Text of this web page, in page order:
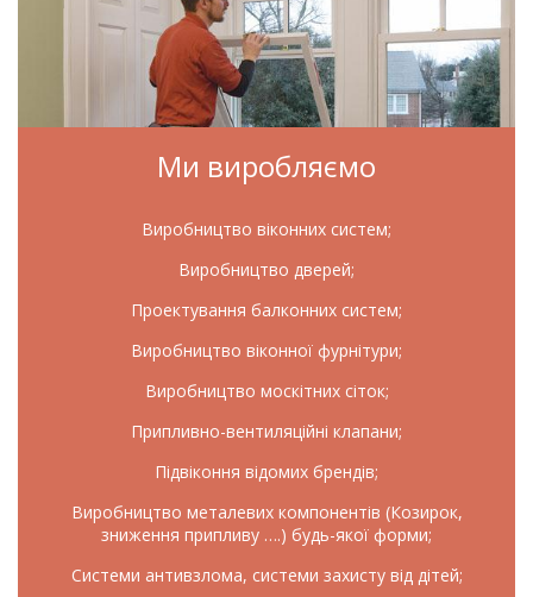
Ми виробляємо
Виробництво віконних систем;
Виробництво дверей;
Проектування балконних систем;
Виробництво віконної фурнітури;
Виробництво москітних сіток;
Припливно-вентиляційні клапани;
Підвіконня відомих брендів;
Виробництво металевих компонентів (Козирок,
зниження припливу ….) будь-якої форми;
Системи антивзлома, системи захисту від дітей;